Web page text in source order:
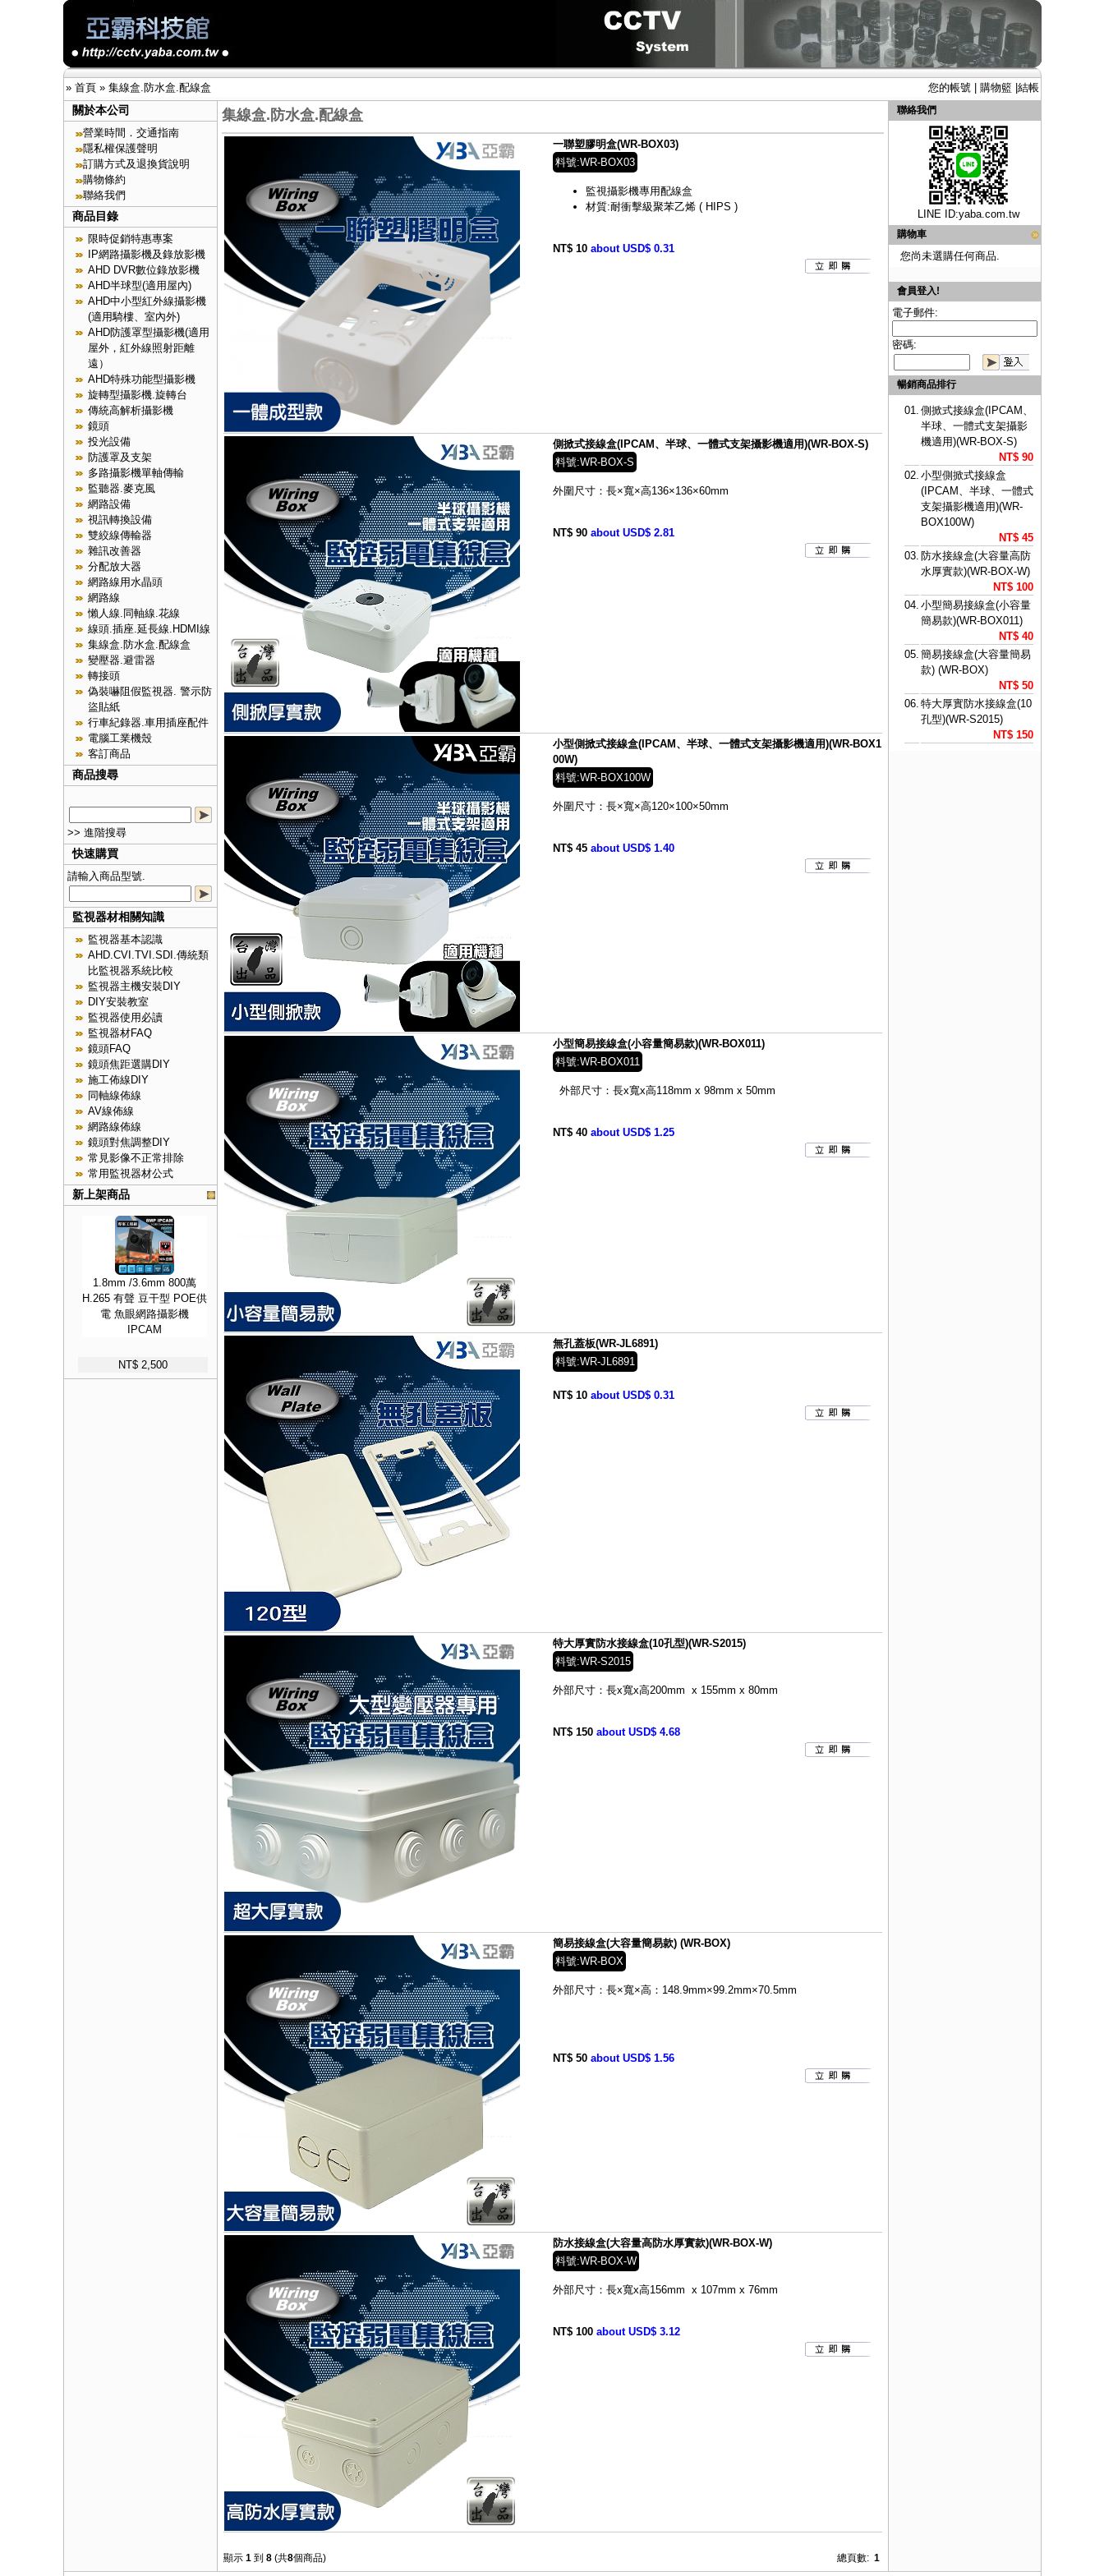
» 首頁» 集線盒.防水盒.配線盒 您的帳號| 購物籃| 結帳
關於本公司
營業時間．交通指南
隱私權保護聲明
訂購方式及退換貨說明
購物條約
聯絡我們
商品目錄
限時促銷特惠專案
IP網路攝影機及錄放影機
AHD DVR數位錄放影機
AHD半球型(適用屋內)
AHD中小型紅外線攝影機
(適用騎樓、室內外)
AHD防護罩型攝影機(適用
屋外，紅外線照射距離
遠）
AHD特殊功能型攝影機
旋轉型攝影機.旋轉台
傳統高解析攝影機
鏡頭
投光設備
防護罩及支架
多路攝影機單軸傳輸
監聽器.麥克風
網路設備
視訊轉換設備
雙絞線傳輸器
雜訊改善器
分配放大器
網路線用水晶頭
網路線
懶人線.同軸線.花線
線頭.插座.延長線.HDMI線
集線盒.防水盒.配線盒
變壓器.避雷器
轉接頭
偽裝嚇阻假監視器. 警示防
盜貼紙
行車紀錄器.車用插座配件
電腦工業機殼
客訂商品
商品搜尋
>> 進階搜尋
快速購買
請輸入商品型號.
監視器材相關知識
監視器基本認識
AHD.CVI.TVI.SDI.傳統類
比監視器系統比較
監視器主機安裝DIY
DIY安裝教室
監視器使用必讀
監視器材FAQ
鏡頭FAQ
鏡頭焦距選購DIY
施工佈線DIY
同軸線佈線
AV線佈線
網路線佈線
鏡頭對焦調整DIY
常見影像不正常排除
常用監視器材公式
新上架商品
1.8mm /3.6mm 800萬
H.265 有聲 豆干型 POE供
電 魚眼網路攝影機
IPCAM
NT$ 2,500
集線盒.防水盒.配線盒
一聯塑膠明盒(WR-BOX03)
料號:WR-BOX03
監視攝影機專用配線盒
材質:耐衝擊級聚苯乙烯 ( HIPS )
NT$ 10 about USD$ 0.31
側掀式接線盒(IPCAM、半球、一體式支架攝影機適用)(WR-BOX-S)
料號:WR-BOX-S
外圍尺寸：長×寬×高136×136×60mm
NT$ 90 about USD$ 2.81
小型側掀式接線盒(IPCAM、半球、一體式支架攝影機適用)(WR-BOX1
00W)
料號:WR-BOX100W
外圍尺寸：長×寬×高120×100×50mm
NT$ 45 about USD$ 1.40
小型簡易接線盒(小容量簡易款)(WR-BOX011)
料號:WR-BOX011
外部尺寸：長x寬x高118mm x 98mm x 50mm
NT$ 40 about USD$ 1.25
無孔蓋板(WR-JL6891)
料號:WR-JL6891
NT$ 10 about USD$ 0.31
特大厚實防水接線盒(10孔型)(WR-S2015)
料號:WR-S2015
外部尺寸：長x寬x高200mm x 155mm x 80mm
NT$ 150 about USD$ 4.68
簡易接線盒(大容量簡易款) (WR-BOX)
料號:WR-BOX
外部尺寸： 長×寬×高：148.9mm×99.2mm×70.5mm
NT$ 50 about USD$ 1.56
防水接線盒(大容量高防水厚實款)(WR-BOX-W)
料號:WR-BOX-W
外部尺寸：長x寬x高156mm x 107mm x 76mm
NT$ 100 about USD$ 3.12
顯示 1到 8(共8個商品) 總頁數: 1
聯絡我們
LINE ID:yaba.com.tw
購物車
您尚未選購任何商品.
會員登入!
電子郵件:
密碼:
暢銷商品排行
01. 側掀式接線盒(IPCAM、
半球、一體式支架攝影
機適用)(WR-BOX-S)
NT$ 90
02. 小型側掀式接線盒
(IPCAM、半球、一體式
支架攝影機適用)(WR-
BOX100W)
NT$ 45
03. 防水接線盒(大容量高防
水厚實款)(WR-BOX-W)
NT$ 100
04. 小型簡易接線盒(小容量
簡易款)(WR-BOX011)
NT$ 40
05. 簡易接線盒(大容量簡易
款) (WR-BOX)
NT$ 50
06. 特大厚實防水接線盒(10
孔型)(WR-S2015)
NT$ 150